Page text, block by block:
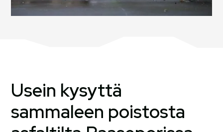
Usein kysyttä
sammaleen poistosta